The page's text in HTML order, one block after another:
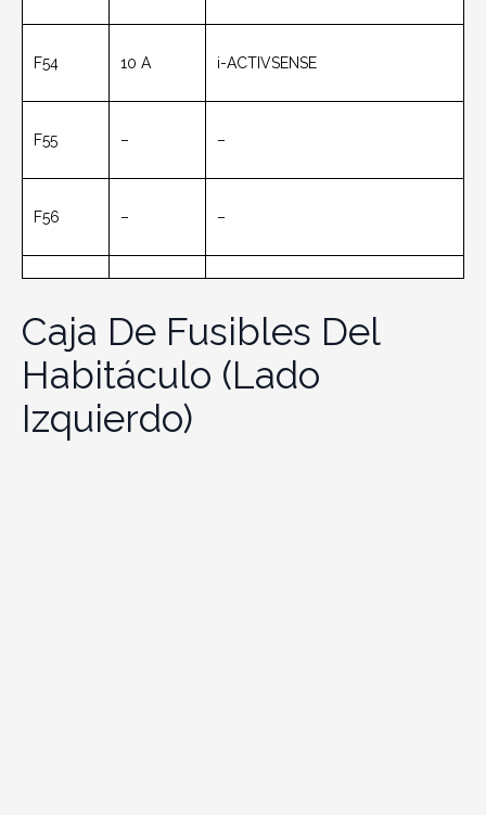
F54 10 A i-ACTIVSENSE
F55 – –
F56 – –
Caja De Fusibles Del
Habitáculo (lado
Izquierdo)